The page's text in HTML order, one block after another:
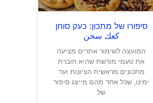
סיפורו של מתכון: כעק סוחן
كعك سخن
המועצה לשימור אתרים מציעה
את טעמי מורשת שהיא חוברת
מתכונים מראשית הציונות ועד
ימינו, שכל אחד מהם מייצג סיפור
של